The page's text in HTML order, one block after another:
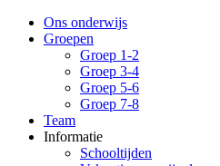
Ons onderwijs
Groepen
Groep 1-2
Groep 3-4
Groep 5-6
Groep 7-8
Team
Informatie
Schooltijden